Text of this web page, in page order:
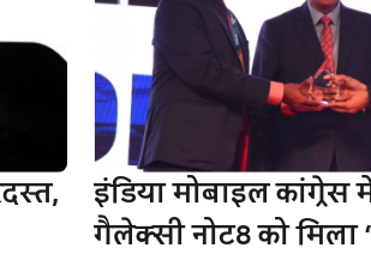
इंडिया मोबाइल
गैलेक्‍सी नोट8 को